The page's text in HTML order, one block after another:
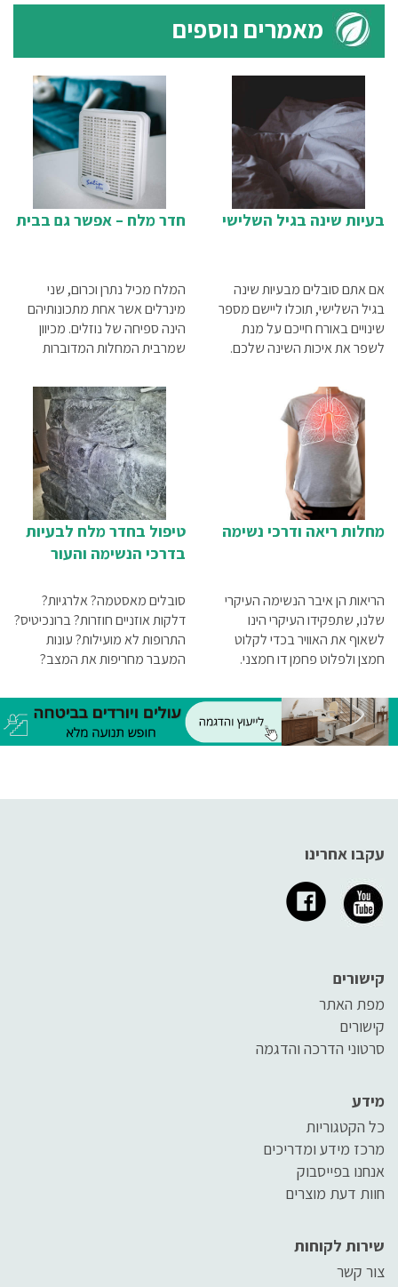
מאמרים נוספים
חדר מלח – אפשר גם בבית
המלח מכיל נתרן וכרום, שני
מינרלים אשר אחת מתכונותיהם
הינה ספיחה של נוזלים. מכיוון
שמרבית המחלות המדוברות
שאם אותם מינרלים נשאפים אל
תוך הגוף פנימה, הם סופחים
אליהם את הנוזלים (ביחד עם
החיידקים ועם הווירוסים) ופותחים
את דרכי הנשימה
בעיות שינה בגיל השלישי
אם אתם סובלים מבעיות שינה
בגיל השלישי, תוכלו ליישם מספר
שינויים באורח חייכם על מנת
לשפר את איכות השינה שלכם.
האפשריים.
טיפול בחדר מלח לבעיות
בדרכי הנשימה והעור
סובלים מאסטמה? אלרגיות?
דלקות אוזניים חוזרות? ברונכיטיס?
התרופות לא מועילות? עונות
המעבר מחריפות את המצב?
יכול לסייע לכם ללא תרופות וללא
מגע
מחלות ריאה ודרכי נשימה
הריאות הן איבר הנשימה העיקרי
שלנו, שתפקידו העיקרי הינו
לשאוף את האוויר בכדי לקלוט
חמצן ולפלוט פחמן דו חמצני.
ואילו התאים בגוף זקוקים לחמצן
כדי להתפתח ולפעול כשורה.ישנן
מספר מחלות ריאה, ובכתבה זו
ריאתי עורקי.
עקבו אחרינו
קישורים
מפת האתר
קישורים
סרטוני הדרכה והדגמה
מידע
כל הקטגוריות
מרכז מידע ומדריכים
אנחנו בפייסבוק
חוות דעת מוצרים
שירות לקוחות
צור קשר